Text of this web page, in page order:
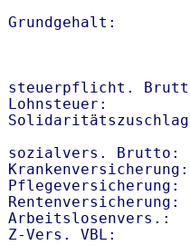
steuerpflicht.
Lohnsteuer:
sozialvers. Brutto:
Arbeitslosenvers.:
Z-Vers. VBL: